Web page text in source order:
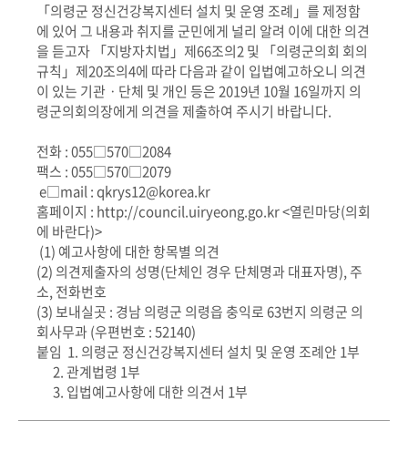
「의령군 정신건강복지센터 설치 및 운영 조례」를 제정함
에 있어 그 내용과 취지를 군민에게 널리 알려 이에 대한 의견
을 듣고자 「지방자치법」제66조의2 및 「의령군의회 회의
규칙」제20조의4에 따라 다음과 같이 입법예고하오니 의견
이 있는 기관ㆍ단체 및 개인 등은 2019년 10월 16일까지 의
령군의회의장에게 의견을 제출하여 주시기 바랍니다.
전화 : 055□570□2084
팩스 : 055□570□2079
e□mail : qkrys12@korea.kr
홈페이지 : http://council.uiryeong.go.kr <열린마당(의회
에 바란다)>
(1) 예고사항에 대한 항목별 의견
(2) 의견제출자의 성명(단체인 경우 단체명과 대표자명), 주
소, 전화번호
(3) 보내실곳 : 경남 의령군 의령읍 충익로 63번지 의령군 의
회사무과 (우편번호 : 52140)
붙임 1. 의령군 정신건강복지센터 설치 및 운영 조례안 1부
2. 관계법령 1부
3. 입법예고사항에 대한 의견서 1부